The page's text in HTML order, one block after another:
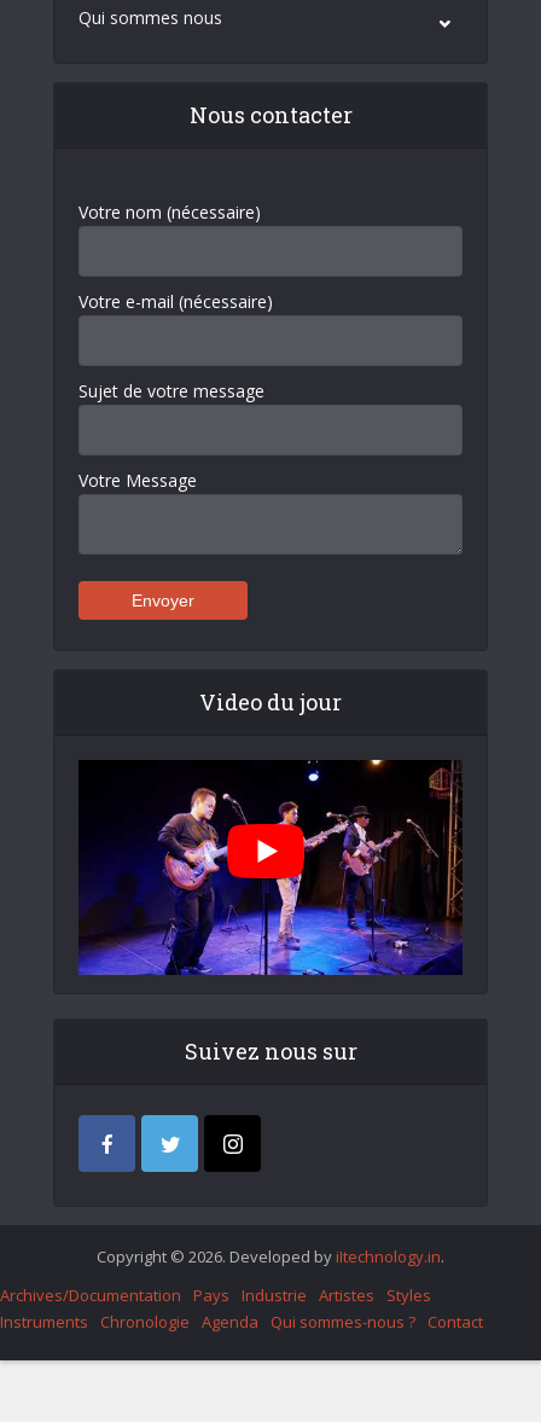
Qui sommes nous
Nous contacter
Votre nom (nécessaire)
Votre e-mail (nécessaire)
Sujet de votre message
Votre Message
Video du jour
Suivez nous sur
Copyright © 2026. Developed by iItechnology.in.
Archives/Documentation
Pays Industrie Artistes
Styles
Instruments
Chronologie Agenda Qui sommes-nous ? Contact